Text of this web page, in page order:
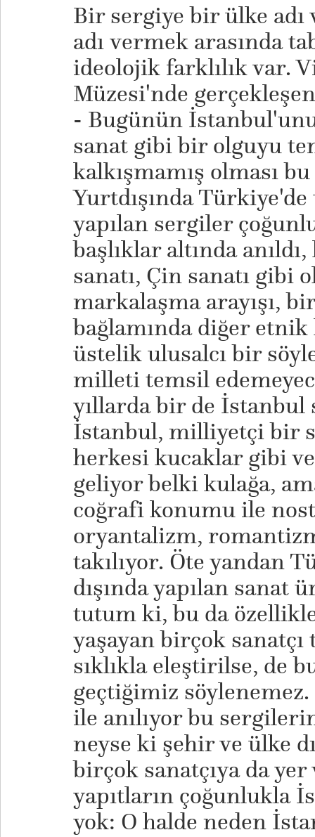
Bir sergiye bir ülke
adı vermek arasında
ideolojik farklılık var.
Müzesi'nde
- Bugünün
sanat gibi bir olguyu
kalkışmamış olması
Yurtdışında
yapılan sergiler
başlıklar altında
sanatı, Çin sanatı gibi
markalaşma arayışı,
bağlamında diğer
üstelik ulusalcı bir
milleti temsil
yıllarda bir de
İstanbul, milliyetçi bir
herkesi kucaklar gibi
geliyor belki kulağa,
coğrafi konumu ile
oryantalizm,
takılıyor. Öte yandan
dışında yapılan sanat
tutum ki, bu da
yaşayan birçok sanatçı
sıklıkla eleştirilse, de
geçtiğimiz
ile anılıyor bu
neyse ki şehir ve ülke
birçok sanatçıya da
yapıtların çoğunlukla
yok: O halde neden